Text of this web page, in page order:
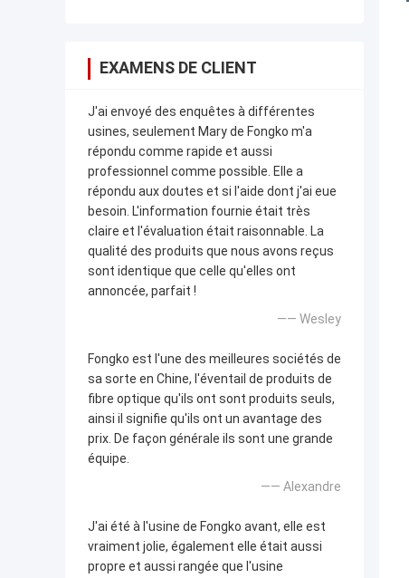
EXAMENS DE CLIENT
J'ai envoyé des enquêtes à différentes
usines, seulement Mary de Fongko m'a
répondu comme rapide et aussi
professionnel comme possible. Elle a
répondu aux doutes et si l'aide dont j'ai eue
besoin. L'information fournie était très
claire et l'évaluation était raisonnable. La
qualité des produits que nous avons reçus
sont identique que celle qu'elles ont
annoncée, parfait !
—— Wesley
Fongko est l'une des meilleures sociétés de
sa sorte en Chine, l'éventail de produits de
fibre optique qu'ils ont sont produits seuls,
ainsi il signifie qu'ils ont un avantage des
prix. De façon générale ils sont une grande
équipe.
—— Alexandre
J'ai été à l'usine de Fongko avant, elle est
vraiment jolie, également elle était aussi
propre et aussi rangée que l'usine